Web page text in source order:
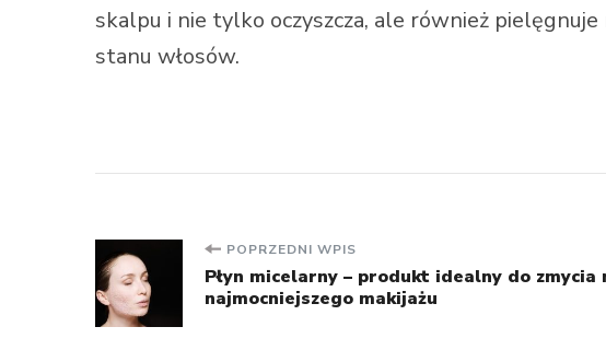
skalpu i nie tylko oczyszcza, ale również
stanu włosów.
Nawigacja
wpisu
POPRZEDNI WPIS
Płyn micelarny – produkt idealny do zmycia
najmocniejszego makijażu